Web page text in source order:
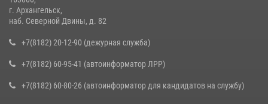
г. Архангельск,
наб. Северной Двины, д. 82
+7(8182) 20-12-90 (дежурная служба)
+7(8182) 60-95-41 (автоинформатор ЛРР)
+7(8182) 60-80-26 (автоинформатор для кандидатов на службу)